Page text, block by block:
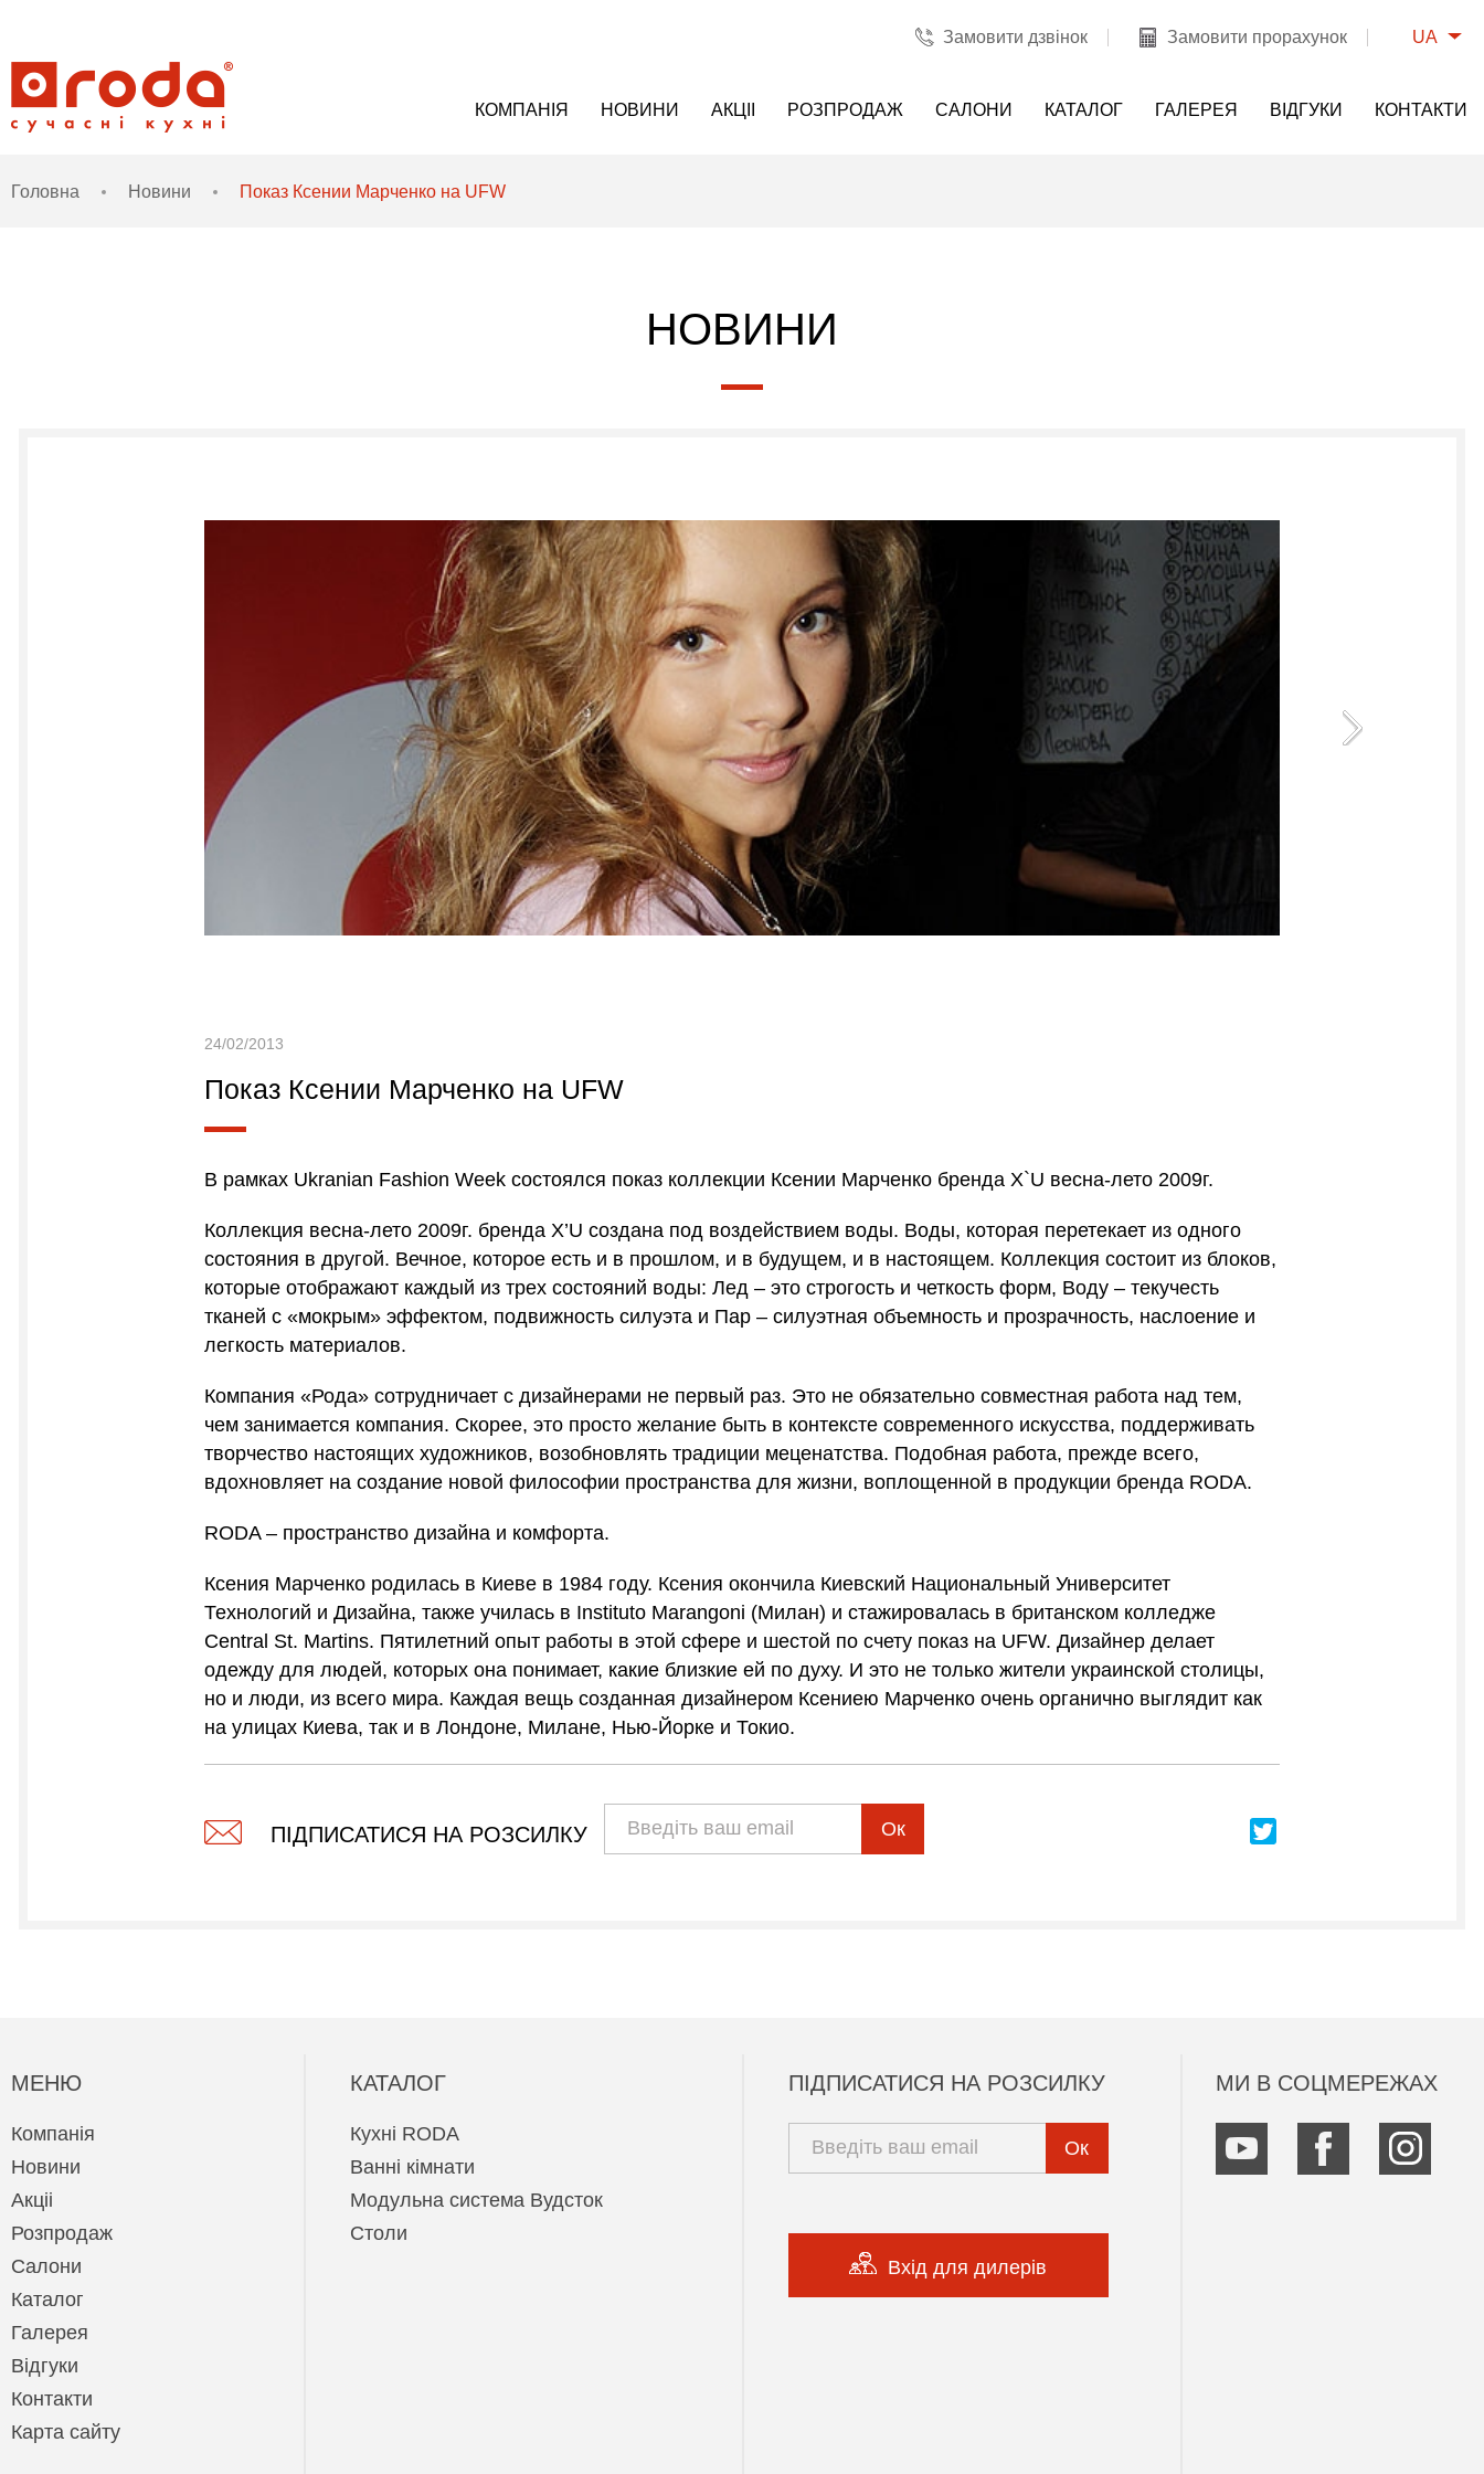
UA
Замовити дзвінок Замовити прорахунок
КОМПАНІЯ НОВИНИ АКЦII РОЗПРОДАЖ САЛОНИ КАТАЛОГ ГАЛЕРЕЯ ВІДГУКИ КОНТАКТИ
Головна Новини Показ Ксении Марченко на UFW
НОВИНИ
24/02/2013
Показ Ксении Марченко на UFW
В рамках Ukranian Fashion Week состоялся показ коллекции Ксении Марченко бренда X`U весна-лето 2009г.
Коллекция весна-лето 2009г. бренда X’U создана под воздействием воды. Воды, которая перетекает из одного
состояния в другой. Вечное, которое есть и в прошлом, и в будущем, и в настоящем. Коллекция состоит из блоков,
которые отображают каждый из трех состояний воды: Лед – это строгость и четкость форм, Воду – текучесть
тканей с «мокрым» эффектом, подвижность силуэта и Пар – силуэтная объемность и прозрачность, наслоение и
легкость материалов.
Компания «Рода» сотрудничает с дизайнерами не первый раз. Это не обязательно совместная работа над тем,
чем занимается компания. Скорее, это просто желание быть в контексте современного искусства, поддерживать
творчество настоящих художников, возобновлять традиции меценатства. Подобная работа, прежде всего,
вдохновляет на создание новой философии пространства для жизни, воплощенной в продукции бренда RODA.
RODA – пространство дизайна и комфорта.
Ксения Марченко родилась в Киеве в 1984 году. Ксения окончила Киевский Национальный Университет
Технологий и Дизайна, также училась в Instituto Marangoni (Милан) и стажировалась в британском колледже
Central St. Martins. Пятилетний опыт работы в этой сфере и шестой по счету показ на UFW. Дизайнер делает
одежду для людей, которых она понимает, какие близкие ей по духу. И это не только жители украинской столицы,
но и люди, из всего мира. Каждая вещь созданная дизайнером Ксениею Марченко очень органично выглядит как
на улицах Киева, так и в Лондоне, Милане, Нью-Йорке и Токио.
ПІДПИСАТИСЯ НА РОЗСИЛКУ Ок
МЕНЮ
Компанія
Новини
Акцii
Розпродаж
Салони
Каталог
Галерея
Відгуки
Контакти
Карта сайту
КАТАЛОГ
Кухні RODA
Ванні кімнати
Модульна система Вудсток
Cтоли
ПІДПИСАТИСЯ НА РОЗСИЛКУ
Ок
Вхід для дилерів
МИ В СОЦМЕРЕЖАХ